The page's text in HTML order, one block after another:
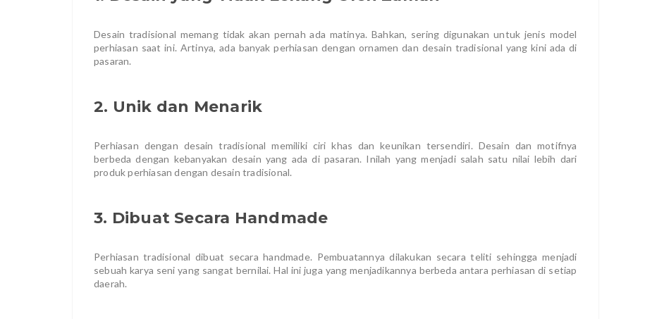
Desain tradisional memang tidak akan pernah ada matinya. Bahkan, sering digunakan untuk jenis model
perhiasan saat ini. Artinya, ada banyak perhiasan dengan ornamen dan desain tradisional yang kini ada di
pasaran.
2. Unik dan Menarik
Perhiasan dengan desain tradisional memiliki ciri khas dan keunikan tersendiri. Desain dan motifnya
berbeda dengan kebanyakan desain yang ada di pasaran. Inilah yang menjadi salah satu nilai lebih dari
produk perhiasan dengan desain tradisional.
3. Dibuat Secara Handmade
Perhiasan tradisional dibuat secara handmade. Pembuatannya dilakukan secara teliti sehingga menjadi
sebuah karya seni yang sangat bernilai. Hal ini juga yang menjadikannya berbeda antara perhiasan di setiap
daerah.